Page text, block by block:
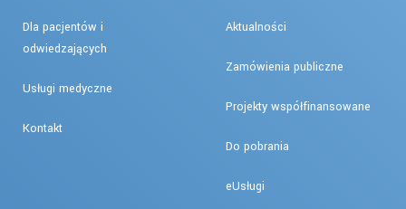
Dla pacjentów i
odwiedzających
Usługi medyczne
Kontakt
Aktualności
Zamówienia publiczne
Projekty współfinansowane
Do pobrania
eUsługi